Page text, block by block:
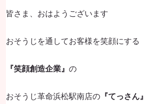
皆さま、おはようございます
おそうじを通してお客様を笑顔にする
『笑顔創造企業』 の
おそうじ革命浜松駅南店の 『てっさん』